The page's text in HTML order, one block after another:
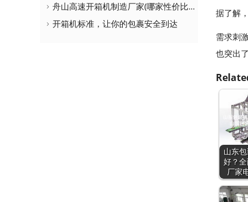
据了解
需求刺
也突出
山东
好？
厂家
舟山高速开箱机制造厂家(哪家性价比更高)
开箱机标准，让你的包裹安全到达